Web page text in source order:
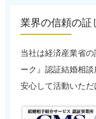
業界の信頼の証
当社は経済産業省
ーク』認証結婚相談
安心して活動いただ